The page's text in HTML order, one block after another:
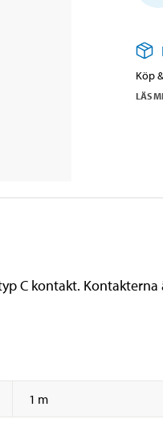
Köp
LÄS
C kontakt.
1 m